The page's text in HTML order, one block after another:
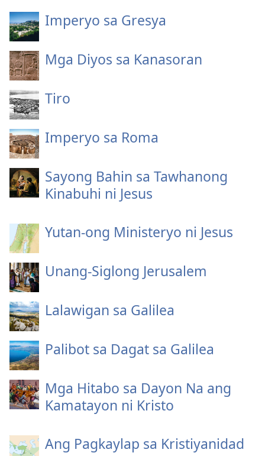
Imperyo sa Gresya
Mga Diyos sa Kanasoran
Tiro
Imperyo sa Roma
Sayong Bahin sa Tawhanong
Kinabuhi ni Jesus
Yutan-ong Ministeryo ni Jesus
Unang-Siglong Jerusalem
Lalawigan sa Galilea
Palibot sa Dagat sa Galilea
Mga Hitabo sa Dayon Na ang
Kamatayon ni Kristo
Ang Pagkaylap sa Kristiyanidad